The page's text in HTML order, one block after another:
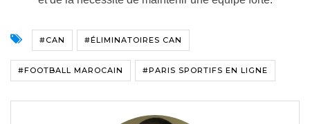
#CAN #ÉLIMINATOIRES CAN
#FOOTBALL MAROCAIN #PARIS SPORTIFS EN LIGNE